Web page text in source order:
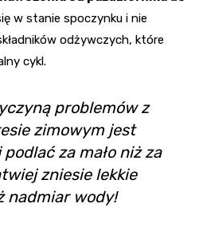
w stanie spoczynku i nie
odżywczych, które
cykl.
problemów z
zimowym jest
za mało niż za
zniesie lekkie
nadmiar wody!